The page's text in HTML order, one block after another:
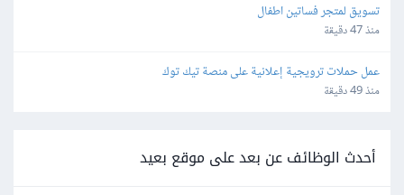
تسويق لمتجر فساتين اطفال
منذ 47 دقيقة
عمل حملات ترويجية إعلانية على منصة تيك توك
منذ 49 دقيقة
أحدث الوظائف عن بعد على موقع بعيد